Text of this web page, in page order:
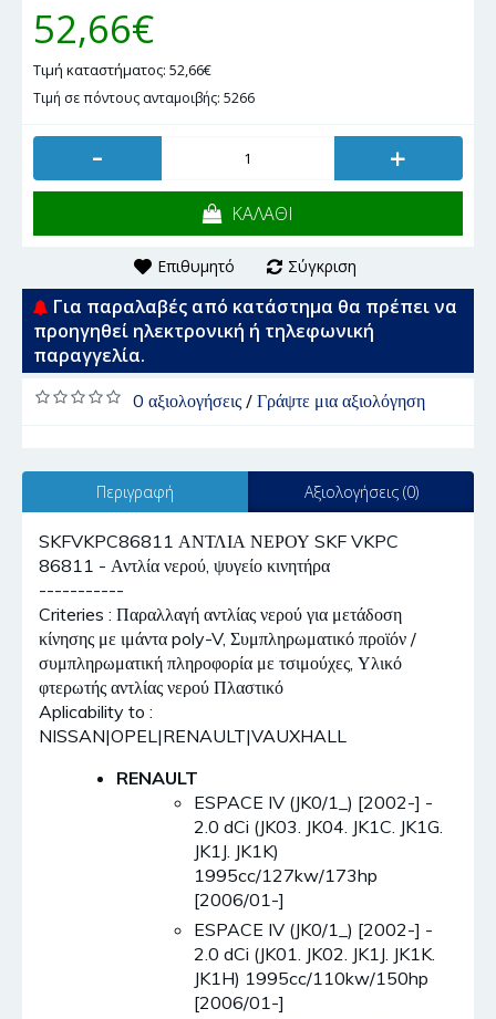
52,66€
Τιμή καταστήματος: 52,66€
Τιμή σε πόντους ανταμοιβής: 5266
- +
ΚΑΛΑΘΙ
Επιθυμητό Σύγκριση
Για παραλαβές από κατάστημα θα πρέπει να
προηγηθεί ηλεκτρονική ή τηλεφωνική
παραγγελία.
0 αξιολογήσεις/ Γράψτε μια αξιολόγηση
Περιγραφή Αξιολογήσεις (0)
SKFVKPC86811 ΑΝΤΛΙΑ ΝΕΡΟΥ SKF VKPC
86811 - Αντλία νερού, ψυγείο κινητήρα
-----------
Criteries : Παραλλαγή αντλίας νερού για μετάδοση
κίνησης με ιμάντα poly-V, Συμπληρωματικό προϊόν /
συμπληρωματική πληροφορία με τσιμούχες, Υλικό
φτερωτής αντλίας νερού Πλαστικό
Aplicability to :
NISSAN|OPEL|RENAULT|VAUXHALL
RENAULT
ESPACE IV (JK0/1_) [2002-] -
2.0 dCi (JK03. JK04. JK1C. JK1G.
JK1J. JK1K)
1995cc/127kw/173hp
[2006/01-]
ESPACE IV (JK0/1_) [2002-] -
2.0 dCi (JK01. JK02. JK1J. JK1K.
JK1H) 1995cc/110kw/150hp
[2006/01-]